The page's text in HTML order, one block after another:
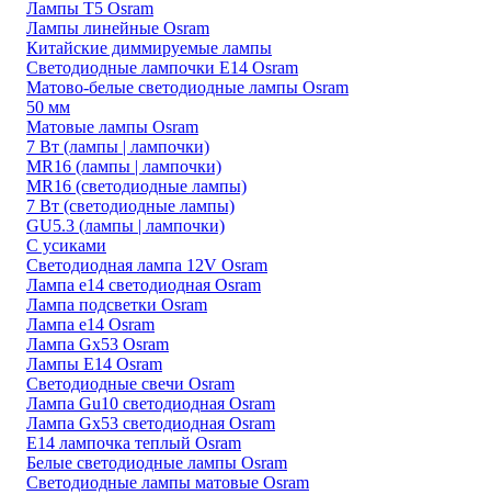
Лампы T5 Osram
Лампы линейные Osram
Китайские диммируемые лампы
Светодиодные лампочки E14 Osram
Матово-белые светодиодные лампы Osram
50 мм
Матовые лампы Osram
7 Вт (лампы | лампочки)
MR16 (лампы | лампочки)
MR16 (светодиодные лампы)
7 Вт (светодиодные лампы)
GU5.3 (лампы | лампочки)
С усиками
Светодиодная лампа 12V Osram
Лампа е14 светодиодная Osram
Лампа подсветки Osram
Лампа е14 Osram
Лампа Gx53 Osram
Лампы E14 Osram
Светодиодные свечи Osram
Лампа Gu10 светодиодная Osram
Лампа Gx53 светодиодная Osram
E14 лампочка теплый Osram
Белые светодиодные лампы Osram
Светодиодные лампы матовые Osram